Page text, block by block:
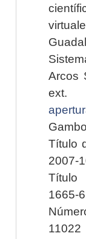
Arcos
Título
2007-
Título
1665-